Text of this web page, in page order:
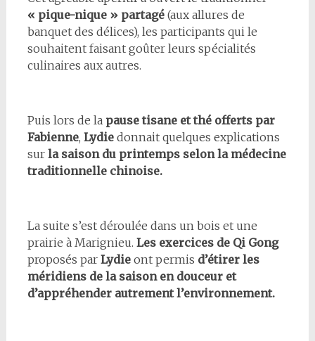
« pique-nique » partagé(aux allures de
banquet des délices), les participants qui le
souhaitent faisant goûter leurs spécialités
culinaires aux autres.
Puis lors de la pause tisane et thé offerts par
Fabienne, Lydiedonnait quelques explications
sur la saison du printemps selon la médecine
traditionnelle chinoise.
La suite s’est déroulée dans un bois et une
prairie à Marignieu. Les exercices de Qi Gong
proposés par Lydieont permis d’étirer les
méridiens de la saison en douceur et
d’appréhender autrement l’environnement.